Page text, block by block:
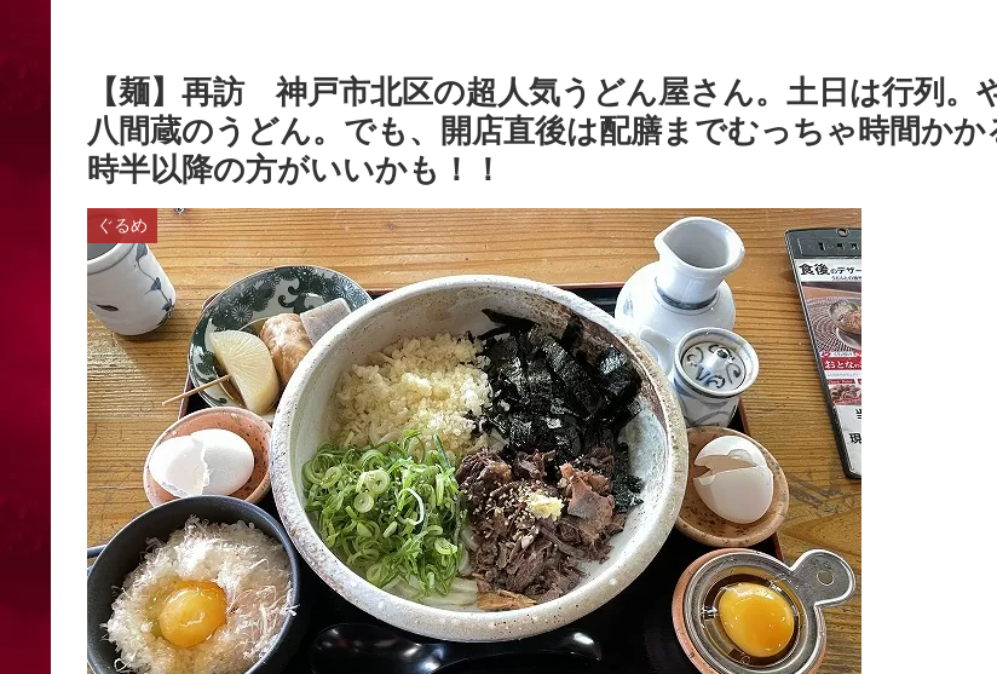
【麺】再訪 神戸市北区の超人気うどん屋さん。土日は行列。
八間蔵のうどん。でも、開店直後は配膳までむっちゃ時間かか
時半以降の方がいいかも！！
ぐるめ